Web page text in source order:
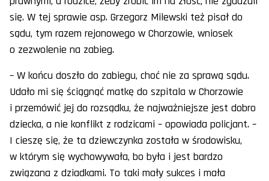
się. W tej sprawie asp. Grzegorz Milewski też pisał do
sądu, tym razem rejonowego w Chorzowie, wniosek
o zezwolenie na zabieg.
– W końcu doszło do zabiegu, choć nie za sprawą sądu.
Udało mi się ściągnąć matkę do szpitala w Chorzowie
i przemówić jej do rozsądku, że najważniejsze jest dobro
dziecka, a nie konflikt z rodzicami – opowiada policjant. –
I cieszę się, że ta dziewczynka została w środowisku,
w którym się wychowywała, bo była i jest bardzo
związana z dziadkami. To taki mały sukces i mała